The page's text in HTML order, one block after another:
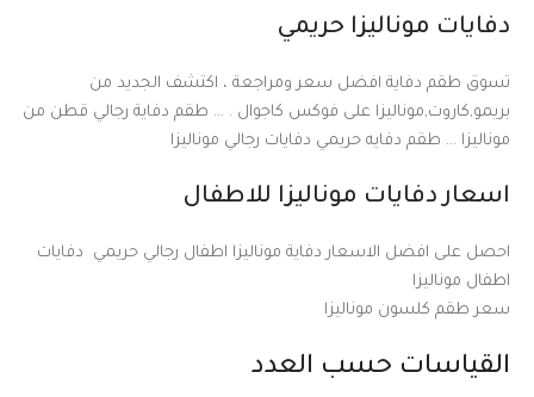
دفايات موناليزا حريمي
تسوق طقم دفاية افضل سعر ومراجعة ، اكتشف الجديد من
بريمو,كاروت,موناليزا على فوكس كاجوال . … طقم دفاية رجالي قطن من
موناليزا … طقم دفايه حريمي دفايات رجالي موناليزا
اسعار دفايات موناليزا للاطفال
احصل على افضل الاسعار دفاية موناليزا اطفال رجالي حريمي دفايات
اطفال موناليزا
سعر طقم كلسون موناليزا
القياسات حسب العدد